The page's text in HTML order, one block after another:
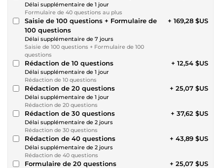
Délai supplémentaire de 1 jour
Formulaire de 40 questions au plus
Saisie de 100 questions + Formulaire de
100 questions
Délai supplémentaire de 7 jours
Saisie de 100 questions + Formulaire de 100
questions
+ 169,28 $US
Rédaction de 10 questions
Délai supplémentaire de 1 jour
Rédaction de 10 questions
+ 12,54 $US
Rédaction de 20 questions
Délai supplémentaire de 1 jour
Rédaction de 20 questions
+ 25,07 $US
Rédaction de 30 questions
Délai supplémentaire de 2 jours
Rédaction de 30 questions
+ 37,62 $US
Rédaction de 40 questions
Délai supplémentaire de 2 jours
Rédaction de 40 questions
+ 43,89 $US
Formulaire de 20 questions + 25,07 $US